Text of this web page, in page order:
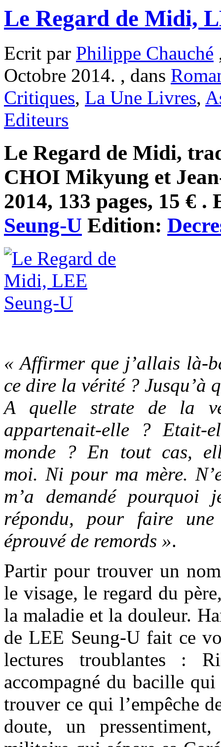
Le Regard de Midi,
Ecrit par Philippe Chauché
Octobre 2014. , dans
Critiques, La Une Livres,
Editeurs
Le Regard de Midi,
CHOI Mikyung et
2014, 133 pages, 15 €
Seung-U Edition:
« Affirmer que j’allais là-
ce dire la vérité ? Jusqu’à
A quelle strate de la
appartenait-elle ?
monde ? En tout cas,
moi. Ni pour ma mère.
m’a demandé
répondu, pour faire
éprouvé de remords ».
Partir pour trouver un
le visage, le regard du
la maladie et la douleur.
de LEE Seung-U fait ce
lectures troublantes :
accompagné du bacille
trouver ce qui l’empêche
doute, un